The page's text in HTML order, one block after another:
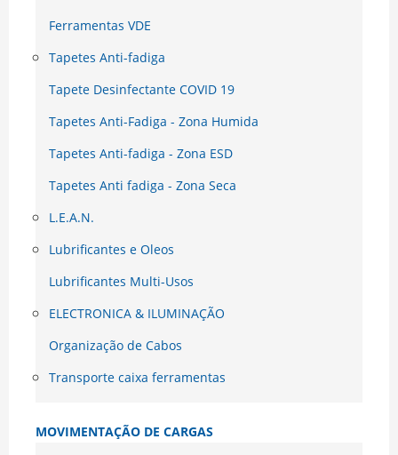
Ferramentas VDE
Tapetes Anti-fadiga
Tapete Desinfectante COVID 19
Tapetes Anti-Fadiga - Zona Humida
Tapetes Anti-fadiga - Zona ESD
Tapetes Anti fadiga - Zona Seca
L.E.A.N.
Lubrificantes e Oleos
Lubrificantes Multi-Usos
ELECTRONICA & ILUMINAÇÃO
Organização de Cabos
Transporte caixa ferramentas
MOVIMENTAÇÃO DE CARGAS